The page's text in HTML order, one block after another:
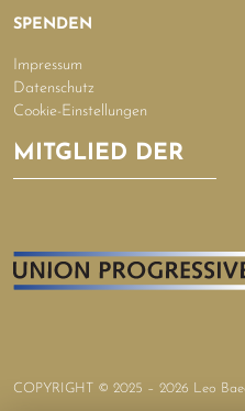
SPENDEN
Impressum
Datenschutz
Cookie-Einstellungen
MITGLIED DER
COPYRIGHT © 2025 – 2026 Leo